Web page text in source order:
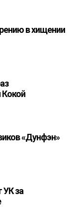
в хищении
Кокой
«Дунфэн»
УК за